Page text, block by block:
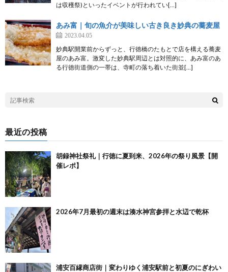
は収穫祭)といったイベントが行われてい[…]
あみ富｜旬の魚介が美味しい古き良き妙典の蕎麦屋
2023.04.05
妙典駅開業前からずっと、行徳橋のたもとで店を構える蕎麦
屋のあみ富。激変した妙典駅周辺とは対照的に、あみ富のあ
る行徳街道側の一帯は、寺町の落ち着いた街並[…]
最近の投稿
胡録神社祭礼｜行徳に夏到来、2026年の祭り風景【開
催レポ】
2026年7月最初の週末は湊水神宮参拝と水辺で乾杯
浦安百縁商店街｜変わりゆく浦安駅前と初夏のにぎわい